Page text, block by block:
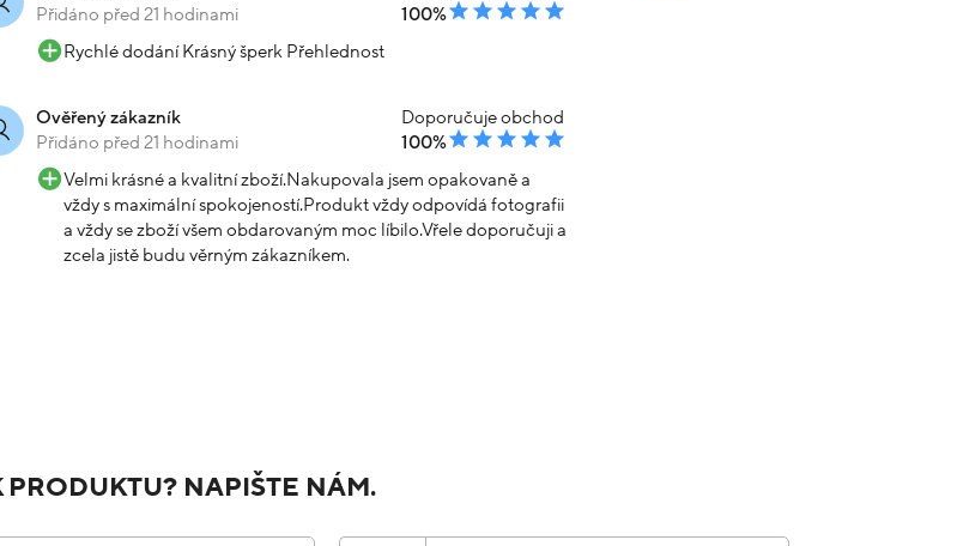
Přidáno před 21 hodinami
100%
Rychlé dodání Krásný šperk Přehlednost
Ověřený zákazník
Přidáno před 21 hodinami
Doporučuje obchod
100%
Velmi krásné a kvalitní zboží.Nakupovala jsem opakovaně a
vždy s maximální spokojeností.Produkt vždy odpovídá fotografii
a vždy se zboží všem obdarovaným moc líbilo.Vřele doporučuji a
zcela jistě budu věrným zákazníkem.
PRODUKTU? NAPIŠTE NÁM.